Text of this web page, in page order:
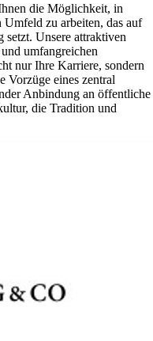
die Möglichkeit, in
Umfeld zu arbeiten, das auf
Unsere attraktiven
umfangreichen
nur Ihre Karriere, sondern
Vorzüge eines zentral
Anbindung an öffentliche
die Tradition und